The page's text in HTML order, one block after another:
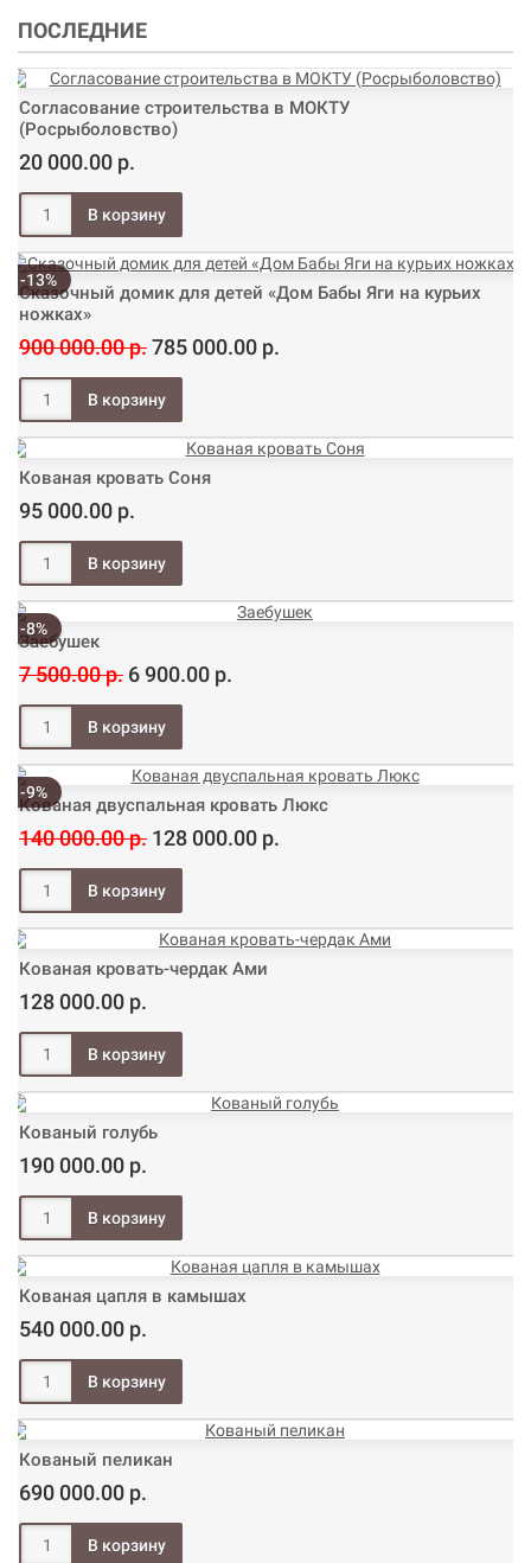
ПОСЛЕДНИЕ
Согласование строительства в МОКТУ
(Росрыболовство)
20 000.00 р.
-13%
Сказочный домик для детей «Дом Бабы Яги на курьих
ножках»
900 000.00 р.785 000.00 р.
Кованая кровать Соня
95 000.00 р.
-8%
Заебушек
7 500.00 р. 6 900.00 р.
-9%
Кованая двуспальная кровать Люкс
140 000.00 р. 128 000.00 р.
Кованая кровать-чердак Ами
128 000.00 р.
Кованый голубь
190 000.00 р.
Кованая цапля в камышах
540 000.00 р.
Кованый пеликан
690 000.00 р.